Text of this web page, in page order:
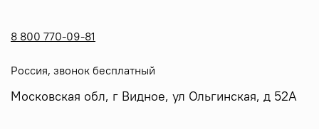
8 800 770-09-81
Россия, звонок бесплатный
Московская обл, г Видное, ул Ольгинская, д 52А